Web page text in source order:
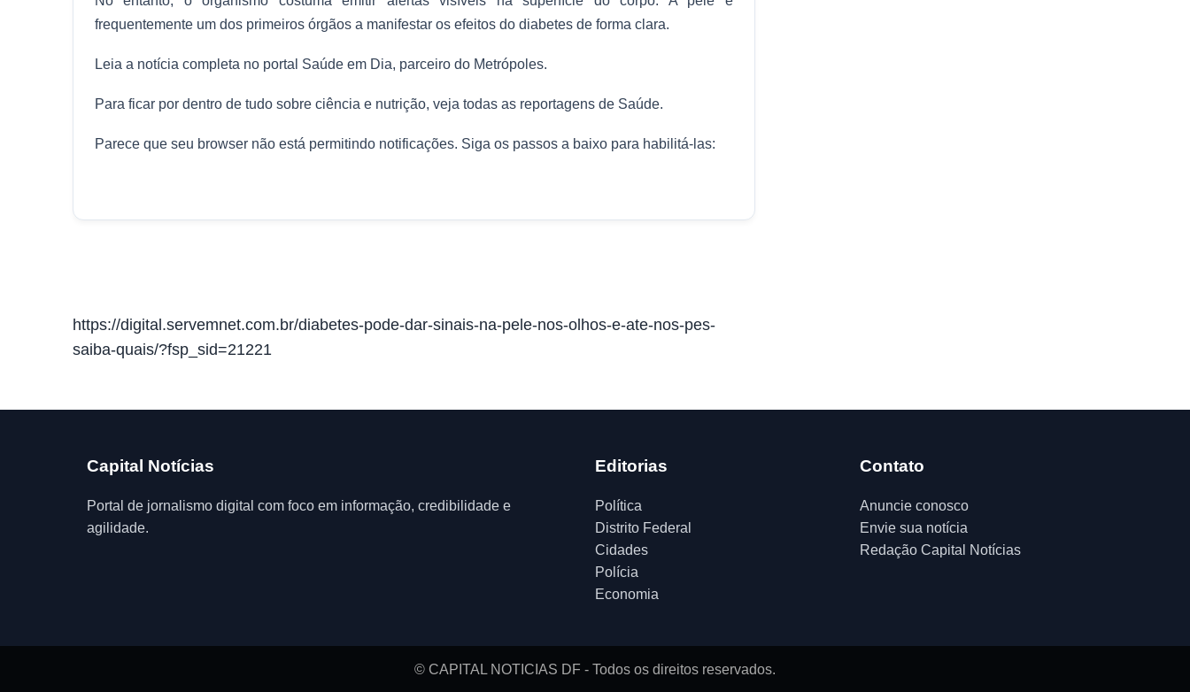
frequentemente um dos primeiros órgãos a manifestar os efeitos do diabetes de forma clara.
Leia a notícia completa no portal Saúde em Dia, parceiro do Metrópoles.
Para ficar por dentro de tudo sobre ciência e nutrição, veja todas as reportagens de Saúde.
Parece que seu browser não está permitindo notificações. Siga os passos a baixo para habilitá-las:
https://digital.servemnet.com.br/diabetes-pode-dar-sinais-na-pele-nos-olhos-e-ate-nos-pes-
saiba-quais/?fsp_sid=21221
Capital Notícias
Portal de jornalismo digital com foco em informação, credibilidade e
agilidade.
Editorias
Política
Distrito Federal
Cidades
Polícia
Economia
Contato
Anuncie conosco
Envie sua notícia
Redação Capital Notícias
© CAPITAL NOTICIAS DF - Todos os direitos reservados.